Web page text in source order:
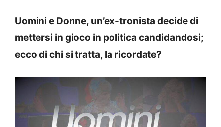
Uomini e Donne, un’ex-tronista decide di
mettersi in gioco in politica candidandosi;
ecco di chi si tratta, la ricordate?